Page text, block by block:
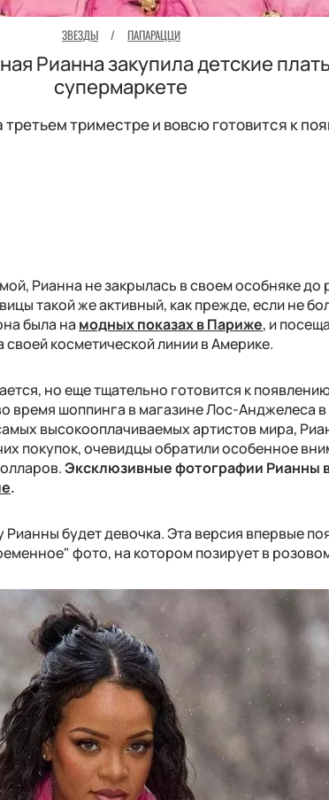
ЗВЕЗДЫ / ПАПАРАЦЦИ
Рианна закупила детские
супермаркете
третьем триместре и вовсю готовится к
Рианна не закрылась в своем особняке до
такой же активный, как прежде, если не
была на модных показах в Париже, и
косметической линии в Америке.
но еще тщательно готовится к
время шоппинга в магазине Лос-Анджелеса в
высокооплачиваемых артистов мира,
покупок, очевидцы обратили особенное
Эксклюзивные фотографии Рианны
.
будет девочка. Эта версия впервые
фото, на котором позирует в